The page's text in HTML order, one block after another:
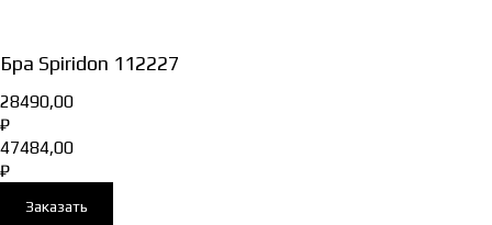
Бра Spiridon 112227
28490,00
₽
47484,00
₽
Заказать